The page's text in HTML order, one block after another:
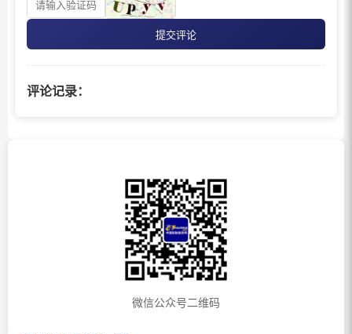
提交评论
评论记录：
微信公众号二维码